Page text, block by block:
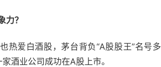
力？
热爱白酒股，茅台背负“A股股王”名号
酒业公司成功在A股上市。